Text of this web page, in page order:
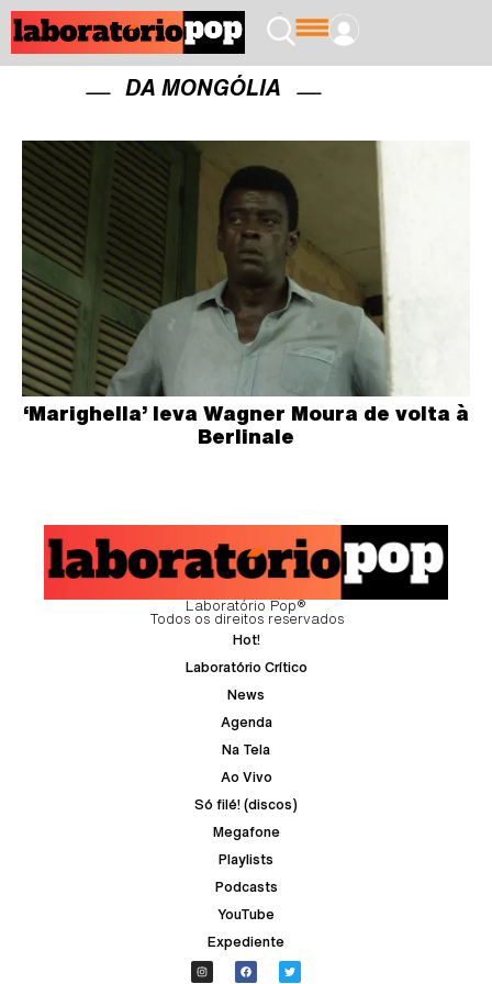
DA MONGÓLIA
‘Marighella’ leva Wagner Moura de volta à
Berlinale
Laboratório Pop®
Todos os direitos reservados
Hot!
Laboratório Crítico
News
Agenda
Na Tela
Ao Vivo
Só filé! (discos)
Megafone
Playlists
Podcasts
YouTube
Expediente